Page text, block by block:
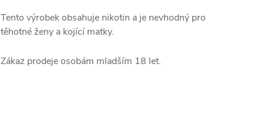
Tento výrobek obsahuje nikotin a je nevhodný pro
těhotné ženy a kojící matky.
Zákaz prodeje osobám mladším 18 let.